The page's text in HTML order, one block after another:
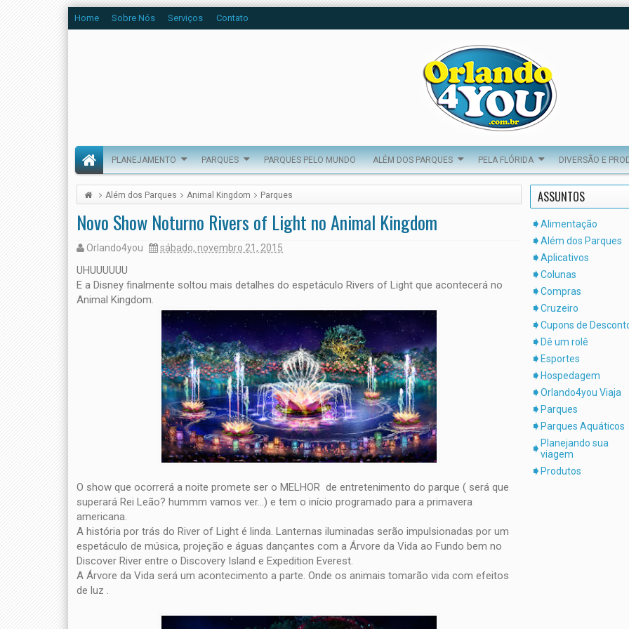
Home Sobre Nós Serviços Contato
PLANEJAMENTO PARQUES PARQUES PELO MUNDO ALÉM DOS PARQUES PELA FLÓRIDA DIVERSÃO E
Além dos Parques Animal Kingdom Parques
Novo Show Noturno Rivers of Light no Animal Kingdom
Orlando4you sábado, novembro 21, 2015
UHUUUUUU
E a Disney finalmente soltou mais detalhes do espetáculo Rivers of Light que acontecerá no
Animal Kingdom.
O show que ocorrerá a noite promete ser o MELHOR de entretenimento do parque ( será que
superará Rei Leão? hummm vamos ver...) e tem o início programado para a primavera
americana.
A história por trás do River of Light é linda. Lanternas iluminadas serão impulsionadas por um
espetáculo de música, projeção e águas dançantes com a Árvore da Vida ao Fundo bem no
Discover River entre o Discovery Island e Expedition Everest.
A Árvore da Vida será um acontecimento a parte. Onde os animais tomarão vida com efeitos
de luz .
ASSUNTOS
Alimentação
Além dos Parques
Aplicativos
Colunas
Compras
Cruzeiro
Cupons de
Dê um rolê
Esportes
Hospedagem
Orlando4you Viaja
Parques
Parques Aquáticos
Planejando sua
viagem
Produtos